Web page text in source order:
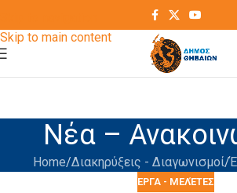
Skip to main content
Νέα –
Home Διακηρύξεις - Διαγωνισμοί
ΈΡΓΑ - ΜΕΛΈΤΕΣ